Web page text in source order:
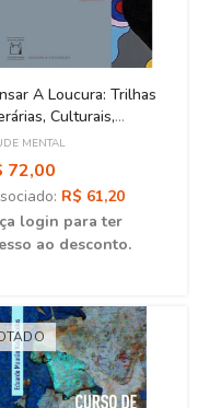
A Loucura: Trilhas
Culturais,
MENTAL
72,00
R$ 61,20
login para ter
ao desconto.